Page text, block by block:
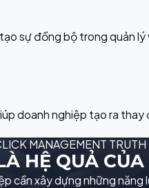
sự đồng bộ trong quản
doanh nghiệp tạo ra
MANAGEMENT TRUTH
HỆ QUẢ
cần xây dựng những